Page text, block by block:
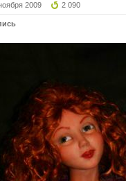
2009 2 090